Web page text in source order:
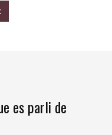
formiga és